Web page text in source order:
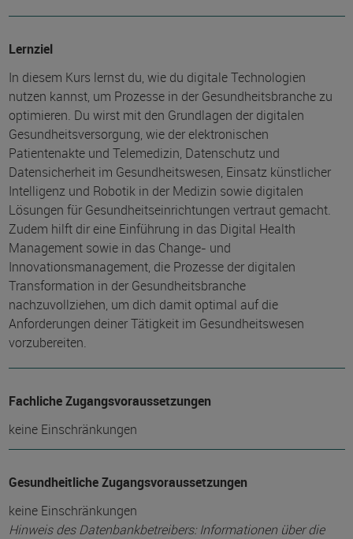
Lernziel
In diesem Kurs lernst du, wie du digitale Technologien
nutzen kannst, um Prozesse in der Gesundheitsbranche zu
optimieren. Du wirst mit den Grundlagen der digitalen
Gesundheitsversorgung, wie der elektronischen
Patientenakte und Telemedizin, Datenschutz und
Datensicherheit im Gesundheitswesen, Einsatz künstlicher
Intelligenz und Robotik in der Medizin sowie digitalen
Lösungen für Gesundheitseinrichtungen vertraut gemacht.
Zudem hilft dir eine Einführung in das Digital Health
Management sowie in das Change- und
Innovationsmanagement, die Prozesse der digitalen
Transformation in der Gesundheitsbranche
nachzuvollziehen, um dich damit optimal auf die
Anforderungen deiner Tätigkeit im Gesundheitswesen
vorzubereiten.
Fachliche Zugangsvoraussetzungen
keine Einschränkungen
Gesundheitliche Zugangsvoraussetzungen
keine Einschränkungen
Hinweis des Datenbankbetreibers: Informationen über die